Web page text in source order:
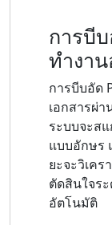
การบี
ทำงาน
การบีบอัด
เอกสารผ่
ระบบจะส
แบบอักษร
ยะจะวิเค
ตัดสินใจร
อัตโนมัติ